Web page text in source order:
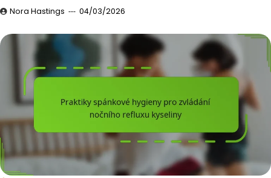
Nora Hastings 04/03/2026